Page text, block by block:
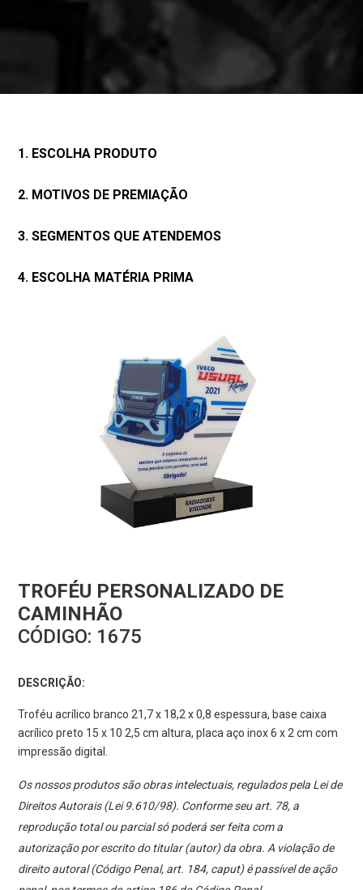
1. ESCOLHA PRODUTO
2. MOTIVOS DE PREMIAÇÃO
3. SEGMENTOS QUE ATENDEMOS
4. ESCOLHA MATÉRIA PRIMA
TROFÉU PERSONALIZADO DE
CAMINHÃO
CÓDIGO: 1675
DESCRIÇÃO:
Troféu acrílico branco 21,7 x 18,2 x 0,8 espessura, base caixa
acrílico preto 15 x 10 2,5 cm altura, placa aço inox 6 x 2 cm com
impressão digital.
Os nossos produtos são obras intelectuais, regulados pela Lei de
Direitos Autorais (Lei 9.610/98). Conforme seu art. 78, a
reprodução total ou parcial só poderá ser feita com a
autorização por escrito do titular (autor) da obra. A violação de
direito autoral (Código Penal, art. 184, caput) é passível de ação